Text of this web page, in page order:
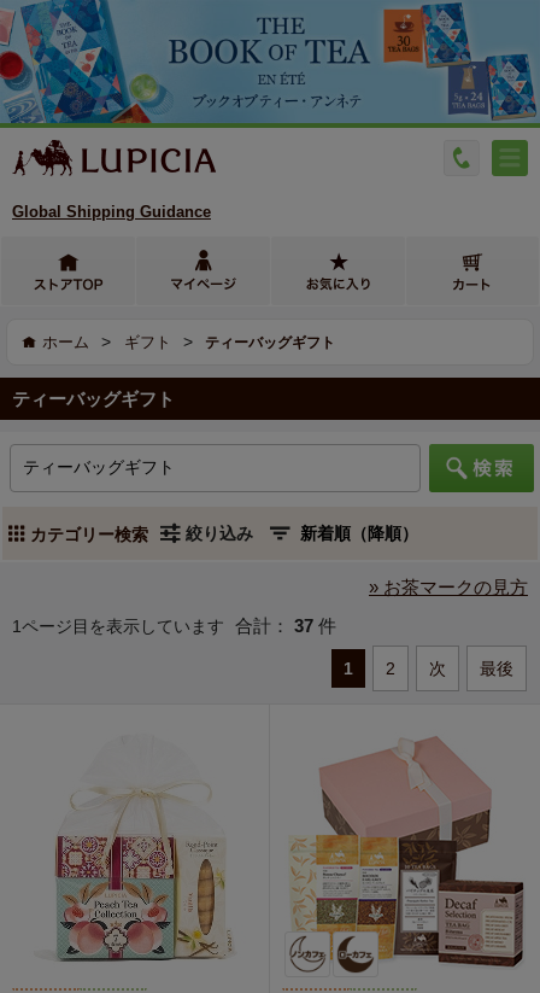
Global Shipping Guidance
ホーム > ギフト > ティーバッグギフト
ティーバッグギフト
カテゴリー検索 絞り込み
» お茶マークの見方
1ページ目を表示しています 合計： 37 件
1 2 次 最後